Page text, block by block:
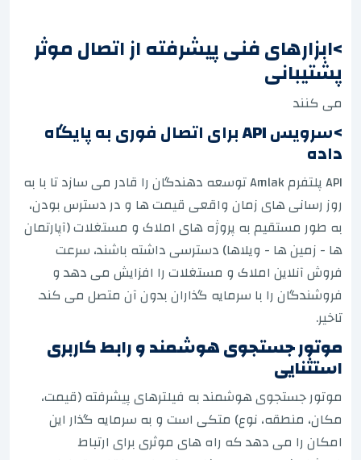
>ابزارهای فنی پیشرفته از اتصال موثر
پشتیبانی
می کنند
>سرویس API برای اتصال فوری به پایگاه
داده
API پلتفرم Amlak توسعه دهندگان را قادر می سازد تا با به
روز رسانی های زمان واقعی قیمت ها و در دسترس بودن،
به طور مستقیم به پروژه های املاک و مستغلات (آپارتمان
ها - زمین ها - ویلاها) دسترسی داشته باشند، سرعت
فروش آنلاین املاک و مستغلات را افزایش می دهد و
فروشندگان را با سرمایه گذاران بدون آن متصل می کند.
تاخیر.
موتور جستجوی هوشمند و رابط کاربری
استثنایی
موتور جستجوی هوشمند به فیلترهای پیشرفته (قیمت،
مکان، منطقه، نوع) متکی است و به سرمایه گذار این
امکان را می دهد که راه های موثری برای ارتباط